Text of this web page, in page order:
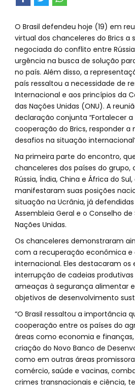
O Brasil defendeu hoje (19) em
virtual dos chanceleres do Brics a
negociada do conflito entre
urgência na busca de solução
no país. Além disso, a
país ressaltou a necessidade de
Internacional e aos princípios da
das Nações Unidas (ONU). A
declaração conjunta “Fortalecer a
cooperação do Brics, responder a
desafios na situação
Na primeira parte do encontro,
chanceleres dos países do grupo,
Rússia, Índia, China e África do
manifestaram suas posições
situação na Ucrânia, já
Assembleia Geral e o Conselho
Nações Unidas.
Os chanceleres demonstraram
com a recuperação econômica e
internacional. Eles destacaram os
interrupção de cadeias produtivas
ameaças à segurança alimentar
objetivos de desenvolvimento
“O Brasil ressaltou a importância
cooperação entre os países do
áreas como economia e
criação do Novo Banco de
como em outras áreas
comércio, saúde e vacinas,
crimes transnacionais e ciência,